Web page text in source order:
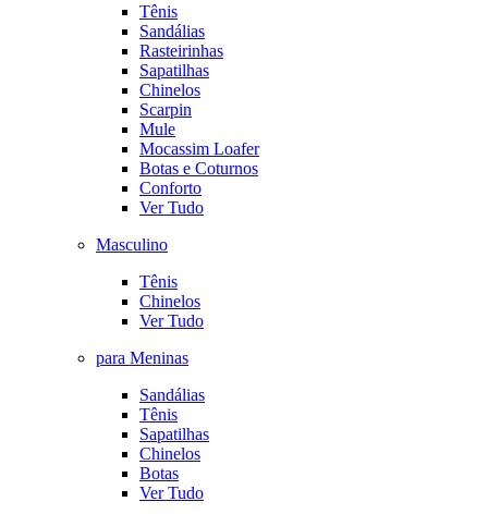
Tênis
Sandálias
Rasteirinhas
Sapatilhas
Chinelos
Scarpin
Mule
Mocassim Loafer
Botas e Coturnos
Conforto
Ver Tudo
Masculino
Tênis
Chinelos
Ver Tudo
para Meninas
Sandálias
Tênis
Sapatilhas
Chinelos
Botas
Ver Tudo